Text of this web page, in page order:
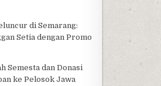
di Semarang:
Setia dengan Promo
Semesta dan Donasi
ke Pelosok Jawa